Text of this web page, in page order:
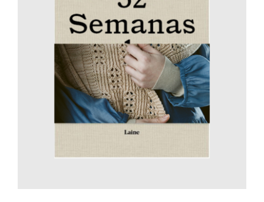
AÑADIR AL CARRITO
/
DETALLES